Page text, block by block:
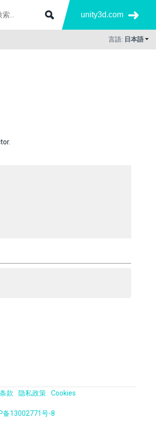
unity3d.com
言語: 日本語
款 隐私政策 Cookies
备13002771号-8